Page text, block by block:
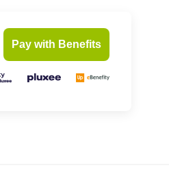
Pay with Benefits